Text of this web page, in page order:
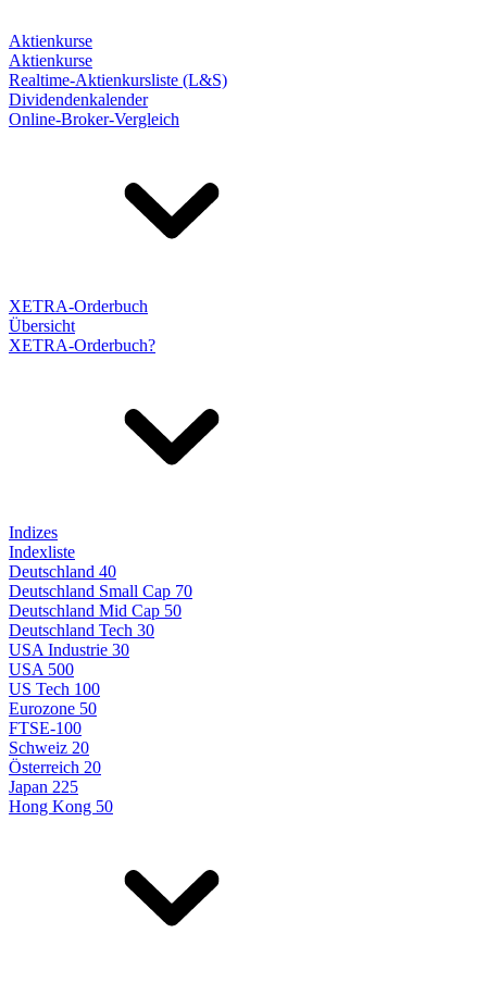
Aktienkurse
Aktienkurse
Realtime-Aktienkursliste (L&S)
Dividendenkalender
Online-Broker-Vergleich
XETRA-Orderbuch
Übersicht
XETRA-Orderbuch?
Indizes
Indexliste
Deutschland 40
Deutschland Small Cap 70
Deutschland Mid Cap 50
Deutschland Tech 30
USA Industrie 30
USA 500
US Tech 100
Eurozone 50
FTSE-100
Schweiz 20
Österreich 20
Japan 225
Hong Kong 50